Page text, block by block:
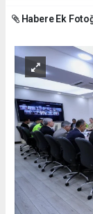
Habere Ek